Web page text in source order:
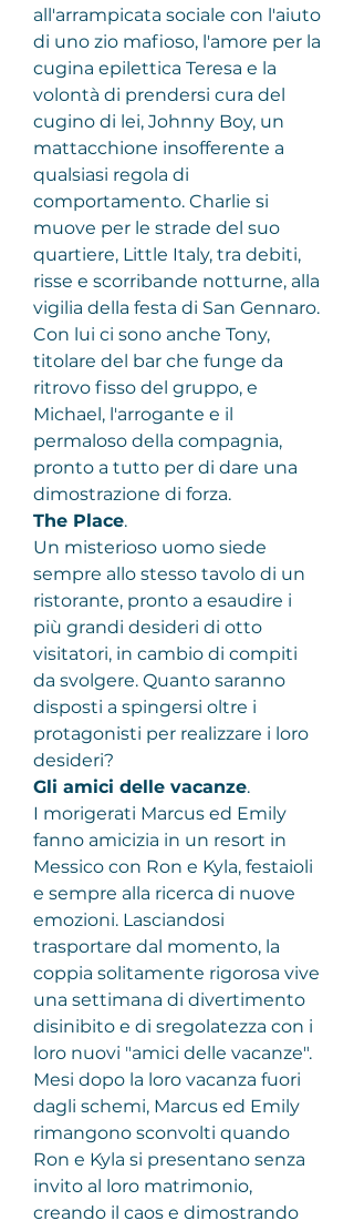
all'arrampicata sociale con l'aiuto
di uno zio mafioso, l'amore per la
cugina epilettica Teresa e la
volontà di prendersi cura del
cugino di lei, Johnny Boy, un
mattacchione insofferente a
qualsiasi regola di
comportamento. Charlie si
muove per le strade del suo
quartiere, Little Italy, tra debiti,
risse e scorribande notturne, alla
vigilia della festa di San Gennaro.
Con lui ci sono anche Tony,
titolare del bar che funge da
ritrovo fisso del gruppo, e
Michael, l'arrogante e il
permaloso della compagnia,
pronto a tutto per di dare una
dimostrazione di forza.
The Place.
Un misterioso uomo siede
sempre allo stesso tavolo di un
ristorante, pronto a esaudire i
più grandi desideri di otto
visitatori, in cambio di compiti
da svolgere. Quanto saranno
disposti a spingersi oltre i
protagonisti per realizzare i loro
desideri?
Gli amici delle vacanze.
I morigerati Marcus ed Emily
fanno amicizia in un resort in
Messico con Ron e Kyla, festaioli
e sempre alla ricerca di nuove
emozioni. Lasciandosi
trasportare dal momento, la
coppia solitamente rigorosa vive
una settimana di divertimento
disinibito e di sregolatezza con i
loro nuovi "amici delle vacanze".
Mesi dopo la loro vacanza fuori
dagli schemi, Marcus ed Emily
rimangono sconvolti quando
Ron e Kyla si presentano senza
invito al loro matrimonio,
creando il caos e dimostrando